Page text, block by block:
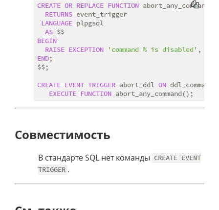
CREATE OR REPLACE FUNCTION abort_any_command()
RETURNS event_trigger
LANGUAGE plpgsql
AS
BEGIN
RAISE EXCEPTION
'command % is disabled'
END;
$$;
CREATE EVENT TRIGGER abort_ddl ON
EXECUTE FUNCTION
Совместимость
В стандарте SQL нет команды CREATE EVENT
TRIGGER .